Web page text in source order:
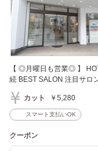
【 ◎月曜日も営業◎ 】
続 BEST SALON 注目サロ
カット ￥5,280
スマート支払いOK
クーポン